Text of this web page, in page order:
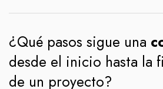
¿Qué pasos sigue una
desde el inicio hasta la
de un proyecto?